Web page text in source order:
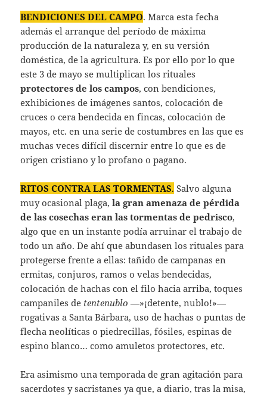
BENDICIONES DEL CAMPO. Marca esta fecha
además el arranque del período de máxima
producción de la naturaleza y, en su versión
doméstica, de la agricultura. Es por ello por lo que
este 3 de mayo se multiplican los rituales
protectores de los campos, con bendiciones,
exhibiciones de imágenes santos, colocación de
cruces o cera bendecida en fincas, colocación de
mayos, etc. en una serie de costumbres en las que es
muchas veces difícil discernir entre lo que es de
origen cristiano y lo profano o pagano.
RITOS CONTRA LAS TORMENTAS. Salvo alguna
muy ocasional plaga,la gran amenaza de pérdida
de las cosechas eran las tormentas de pedrisco,
algo que en un instante podía arruinar el trabajo de
todo un año. De ahí que abundasen los rituales para
protegerse frente a ellas: tañido de campanas en
ermitas, conjuros, ramos o velas bendecidas,
colocación de hachas con el filo hacia arriba, toques
campaniles de tentenublo —»¡detente, nublo!»—
rogativas a Santa Bárbara, uso de hachas o puntas de
flecha neolíticas o piedrecillas, fósiles, espinas de
espino blanco… como amuletos protectores, etc.
Era asimismo una temporada de gran agitación para
sacerdotes y sacristanes ya que, a diario, tras la misa,